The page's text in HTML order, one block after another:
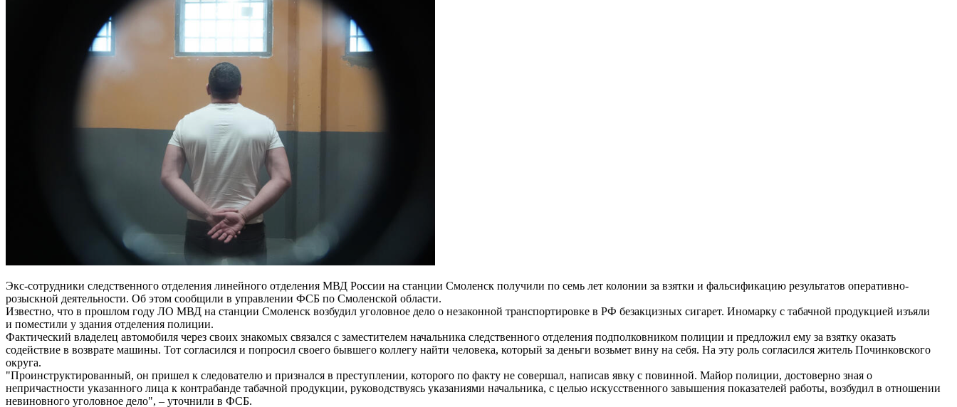
Экс-сотрудники следственного отделения линейного отделения МВД России на станции Смоленск получили по семь лет колонии за взятки и фальсификацию результатов оперативно-
розыскной деятельности. Об этом сообщили в управлении ФСБ по Смоленской области.
Известно, что в прошлом году ЛО МВД на станции Смоленск возбудил уголовное дело о незаконной транспортировке в РФ безакцизных сигарет. Иномарку с табачной продукцией изъяли
и поместили у здания отделения полиции.
Фактический владелец автомобиля через своих знакомых связался с заместителем начальника следственного отделения подполковником полиции и предложил ему за взятку оказать
содействие в возврате машины. Тот согласился и попросил своего бывшего коллегу найти человека, который за деньги возьмет вину на себя. На эту роль согласился житель Починковского
округа.
"Проинструктированный, он пришел к следователю и признался в преступлении, которого по факту не совершал, написав явку с повинной. Майор полиции, достоверно зная о
непричастности указанного лица к контрабанде табачной продукции, руководствуясь указаниями начальника, с целью искусственного завышения показателей работы, возбудил в отношении
невиновного уголовное дело", – уточнили в ФСБ.